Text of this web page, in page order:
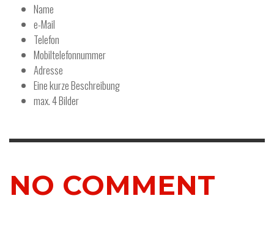
Name
e-Mail
Telefon
Mobiltelefonnummer
Adresse
Eine kurze Beschreibung
max. 4 Bilder
NO COMMENT